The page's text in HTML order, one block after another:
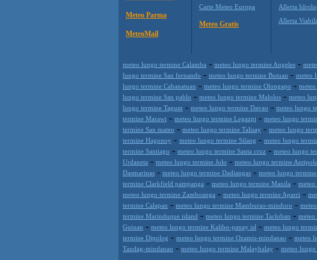
Meteo Parma
MeteoMail
Carte Meteo Europa
Meteo Gratis
Allerta
Allerta
meteo lungo termine Calamba - meteo lungo termine Angeles -
lungo termine San fernando - meteo lungo termine Butuan - meteo
lungo termine Cabanatuan - meteo lungo termine Olongapo -
lungo termine San pablo - meteo lungo termine Malolos - meteo
lungo termine Tagum - meteo lungo termine Davao - meteo lungo
termine Marawi - meteo lungo termine Legazpi - meteo lungo
termine San mateo - meteo lungo termine Talisay - meteo lungo
termine Hagonoy - meteo lungo termine Silang - meteo lungo
termine Santiago - meteo lungo termine Santa cruz - meteo lungo
Urdaneta - meteo lungo termine Jolo - meteo lungo termine Antipolo
Dasmarinas - meteo lungo termine Dadiangas - meteo lungo
termine Clarkfield pampanga - meteo lungo termine Manila -
meteo lungo termine Zamboanga - meteo lungo termine Aparri -
termine Calapan - meteo lungo termine Mamburao-mindoro -
termine Marinduque island - meteo lungo termine Tacloban - meteo
Guiuan - meteo lungo termine Kalibo-panay isl - meteo lungo
termine Dipolog - meteo lungo termine Ozamis-mindanao - meteo
Tandag-mindanao - meteo lungo termine Malaybalay - meteo